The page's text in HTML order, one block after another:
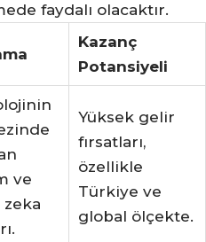
faydalı olacaktır.
Kazanç
Potansiyeli
ve
zeka
Yüksek gelir
fırsatları,
özellikle
Türkiye ve
global ölçekte.